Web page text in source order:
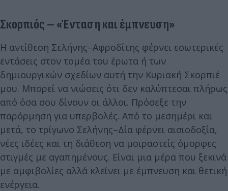
Σκορπιός – «Ένταση και έμπνευση»
Η αντίθεση Σελήνης–Αφροδίτης φέρνει εσωτερικές
εντάσεις στον τομέα του έρωτα ή των
δημιουργικών σχεδίων αυτή την Κυριακή Σκορπιέ
μου. Μπορεί να νιώσεις ότι δεν καλύπτεσαι πλήρως
από όσα σου δίνουν οι άλλοι. Πρόσεξε την
παρόρμηση για υπερβολές. Από το μεσημέρι και
μετά, το τρίγωνο Σελήνης–Δία φέρνει αισιοδοξία,
νέες ιδέες και τη διάθεση να μοιραστείς όμορφες
στιγμές με αγαπημένους. Είναι μια μέρα που ξεκινά
με αμφιβολίες αλλά κλείνει με έμπνευση και θετική
ενέργεια.